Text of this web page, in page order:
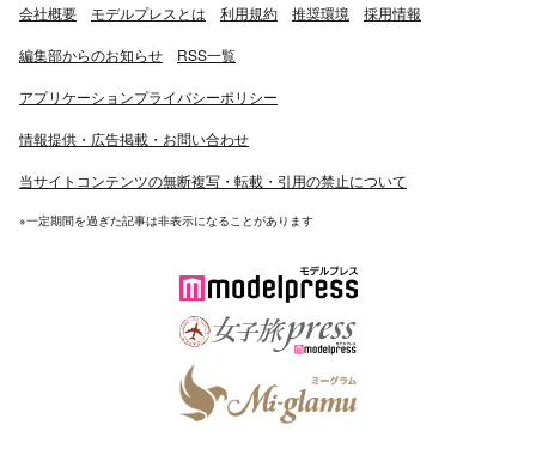
会社概要 モデルプレスとは 利用規約 推奨環境 採用情報
編集部からのお知らせ RSS一覧
アプリケーションプライバシーポリシー
情報提供・広告掲載・お問い合わせ
当サイトコンテンツの無断複写・転載・引用の禁止について
※一定期間を過ぎた記事は非表示になることがあります